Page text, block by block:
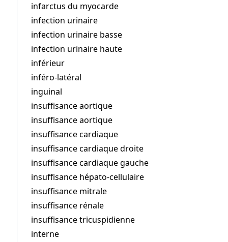
infarctus du myocarde
infection urinaire
infection urinaire basse
infection urinaire haute
inférieur
inféro-latéral
inguinal
insuffisance aortique
insuffisance aortique
insuffisance cardiaque
insuffisance cardiaque droite
insuffisance cardiaque gauche
insuffisance hépato-cellulaire
insuffisance mitrale
insuffisance rénale
insuffisance tricuspidienne
interne